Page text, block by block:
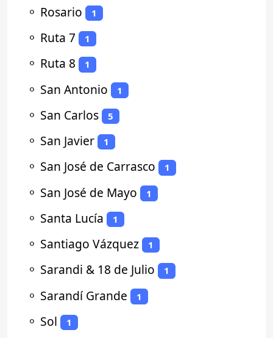
⚬ Rosario 1
⚬ Ruta 7 1
⚬ Ruta 8 1
⚬ San Antonio 1
⚬ San Carlos 5
⚬ San Javier 1
⚬ San José de Carrasco 1
⚬ San José de Mayo 1
⚬ Santa Lucía 1
⚬ Santiago Vázquez 1
⚬ Sarandi & 18 de Julio 1
⚬ Sarandí Grande 1
⚬ Sol 1